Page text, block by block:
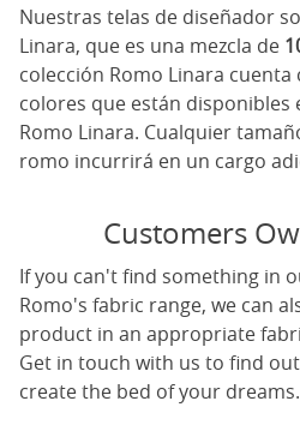
Nuestras telas de diseñador
Linara, que es una mezcla de
colección Romo Linara
colores que están disponibles
Romo Linara. Cualquier
romo incurrirá en un cargo
Customers
If you can't find something in
Romo's fabric range, we can
product in an appropriate
Get in touch with us to find
create the bed of your dreams.